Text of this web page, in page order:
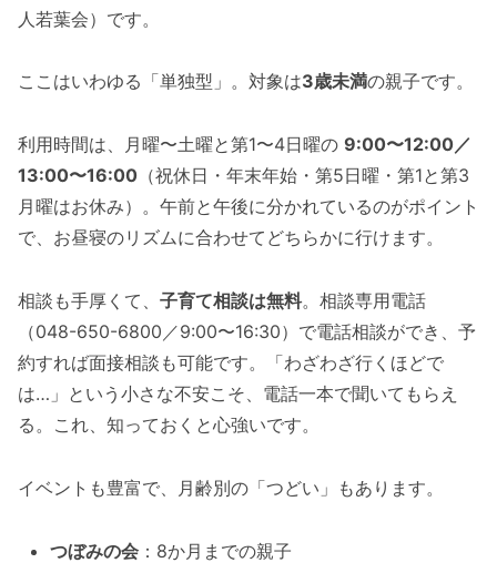
人若葉会）です。
ここはいわゆる「単独型」。対象は3歳未満の親子です。
利用時間は、月曜〜土曜と第1〜4日曜の 9:00〜12:00／
13:00〜16:00 （祝休日・年末年始・第5日曜・第1と第3
月曜はお休み）。午前と午後に分かれているのがポイント
で、お昼寝のリズムに合わせてどちらかに行けます。
相談も手厚くて、 子育て相談は無料。相談専用電話
（048-650-6800／9:00〜16:30）で電話相談ができ、予
約すれば面接相談も可能です。「わざわざ行くほどで
は…」という小さな不安こそ、電話一本で聞いてもらえ
る。これ、知っておくと心強いです。
イベントも豊富で、月齢別の「つどい」もあります。
つぼみの会 ：8か月までの親子